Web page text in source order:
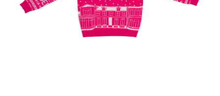
Fietssloten